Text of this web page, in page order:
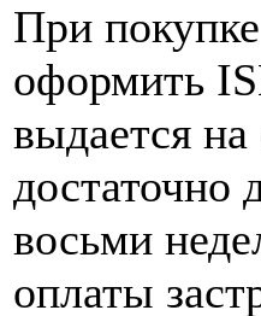
При
оформить
выдается
достаточно
восьми
оплаты